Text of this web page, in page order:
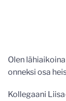
Olen
onneksi osa
Kollegaani